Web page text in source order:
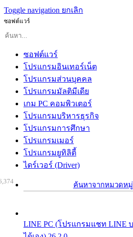
Toggle navigation ยกเลิก
ซอฟต์แวร์
ซอฟต์แวร์
โปรแกรมอินเทอร์เน็ต
โปรแกรมส่วนบุคคล
โปรแกรมมัลติมีเดีย
เกม PC คอมพิวเตอร์
โปรแกรมบริหารธุรกิจ
โปรแกรมการศึกษา
โปรแกรมเมอร์
โปรแกรมยูทิลิตี้
ไดร์เวอร์ (Driver)
ค้นหาจากหมวดห
LINE PC (โปรแกรมแชท LINE